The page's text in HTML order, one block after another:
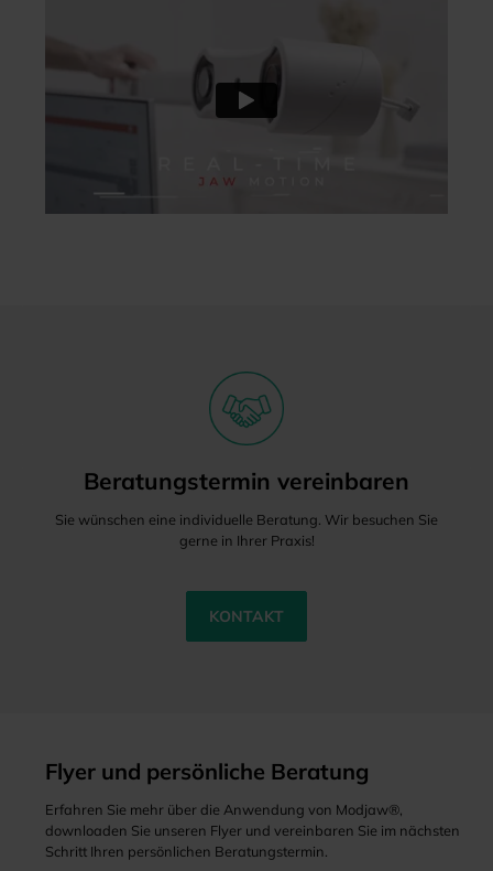
Beratungstermin vereinbaren
Sie wünschen eine individuelle Beratung. Wir besuchen Sie
gerne in Ihrer Praxis!
KONTAKT
Flyer und persönliche Beratung
Erfahren Sie mehr über die Anwendung von Modjaw®,
downloaden Sie unseren Flyer und vereinbaren Sie im nächsten
Schritt Ihren persönlichen Beratungstermin.